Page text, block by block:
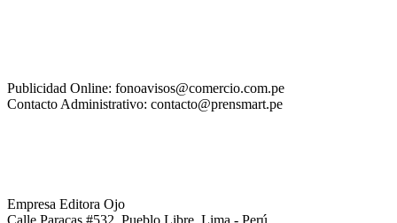
Publicidad Online: fonoavisos@comercio.com.pe
Contacto Administrativo: contacto@prensmart.pe
Empresa Editora Ojo
Calle Paracas #532, Pueblo Libre, Lima - Perú